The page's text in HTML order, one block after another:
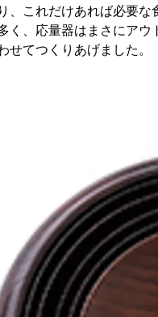
、これだけあれば必要
く、応量器はまさにア
せてつくりあげました。